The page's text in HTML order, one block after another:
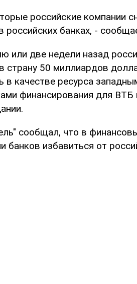
российские компании
российских банках, -
или две недели назад
страну 50 миллиардов
в качестве ресурса
финансирования для ВТБ
сообщал, что в
банков избавиться от